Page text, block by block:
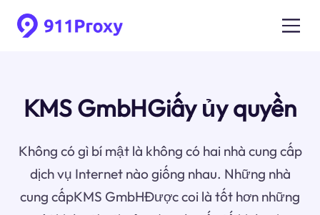
KMS GmbHGiấy ủy quyền
Không có gì bí mật là không có hai nhà cung cấp
dịch vụ Internet nào giống nhau. Những nhà
cung cấpKMS GmbHĐược coi là tốt hơn những